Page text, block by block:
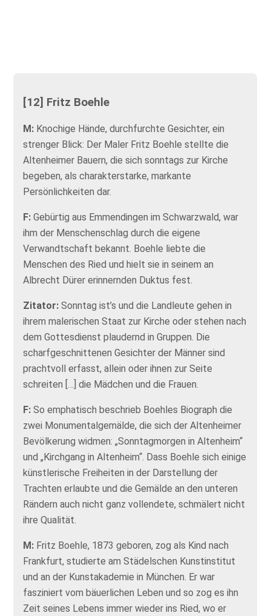
[12] Fritz Boehle
M: Knochige Hände, durchfurchte Gesichter, ein
strenger Blick: Der Maler Fritz Boehle stellte die
Altenheimer Bauern, die sich sonntags zur Kirche
begeben, als charakterstarke, markante
Persönlichkeiten dar.
F: Gebürtig aus Emmendingen im Schwarzwald, war
ihm der Menschenschlag durch die eigene
Verwandtschaft bekannt. Boehle liebte die
Menschen des Ried und hielt sie in seinem an
Albrecht Dürer erinnernden Duktus fest.
Zitator: Sonntag ist’s und die Landleute gehen in
ihrem malerischen Staat zur Kirche oder stehen nach
dem Gottesdienst plaudernd in Gruppen. Die
scharfgeschnittenen Gesichter der Männer sind
prachtvoll erfasst, allein oder ihnen zur Seite
schreiten […] die Mädchen und die Frauen.
F: So emphatisch beschrieb Boehles Biograph die
zwei Monumentalgemälde, die sich der Altenheimer
Bevölkerung widmen: „Sonntagmorgen in Altenheim“
und „Kirchgang in Altenheim“. Dass Boehle sich einige
künstlerische Freiheiten in der Darstellung der
Trachten erlaubte und die Gemälde an den unteren
Rändern auch nicht ganz vollendete, schmälert nicht
ihre Qualität.
M: Fritz Boehle, 1873 geboren, zog als Kind nach
Frankfurt, studierte am Städelschen Kunstinstitut
und an der Kunstakademie in München. Er war
fasziniert vom bäuerlichen Leben und so zog es ihn
Zeit seines Lebens immer wieder ins Ried, wo er